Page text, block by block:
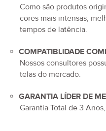
Como são produtos
cores mais intensas,
tempos de latência.
COMPATIBLIDADE
Nossos consultores
telas do mercado.
GARANTIA LÍDER DE
Garantia Total de 3 Anos